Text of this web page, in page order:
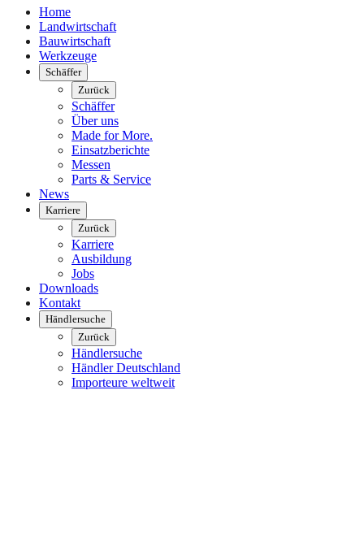
Home
Landwirtschaft
Bauwirtschaft
Werkzeuge
Schäffer
Zurück
Schäffer
Über uns
Made for More.
Einsatzberichte
Messen
Parts & Service
News
Karriere
Zurück
Karriere
Ausbildung
Jobs
Downloads
Kontakt
Händlersuche
Zurück
Händlersuche
Händler Deutschland
Importeure weltweit